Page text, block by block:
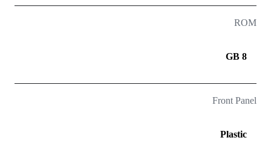
ROM
8 GB
Front Panel
Plastic